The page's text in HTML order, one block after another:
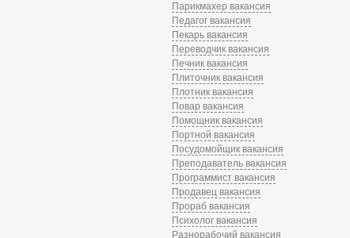
Парикмахер вакансия
Педагог вакансия
Пекарь вакансия
Переводчик вакансия
Печник вакансия
Плиточник вакансия
Плотник вакансия
Повар вакансия
Помощник вакансия
Портной вакансия
Посудомойщик вакансия
Преподаватель вакансия
Программист вакансия
Продавец вакансия
Прораб вакансия
Психолог вакансия
Разнорабочий вакансия